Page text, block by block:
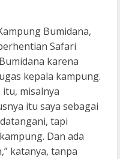
Bumidana,
Safari
karena
kepala kampung.
itu, misalnya
itu saya sebagai
tapi
Dan ada
katanya, tanpa